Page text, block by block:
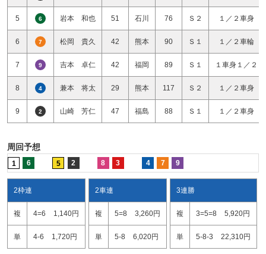
5 6 岩本 和也 51 石川 76 Ｓ２ １／２車身
6 7 松岡 貴久 42 熊本 90 Ｓ１ １／２車輪
7 9 吉本 卓仁 42 福岡 89 Ｓ１ １車身１／２
8 4 兼本 将太 29 熊本 117 Ｓ２ １／２車身
9 2 山崎 芳仁 47 福島 88 Ｓ１ １／２車身
周回予想
1 6 5 2 8 3 4 7 9
2枠連
複 4=6 1,140円
単 4-6 1,720円
2車連
複 5=8 3,260円
単 5-8 6,020円
3連勝
複 3=5=8 5,920円
単 5-8-3 22,310円